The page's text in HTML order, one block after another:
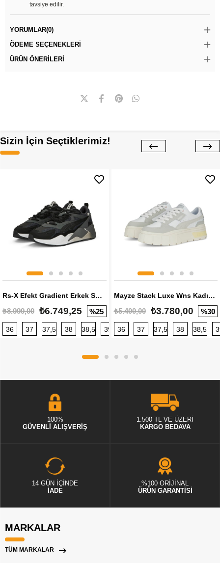
tavsiye edilir.
YORUMLAR(0)
ÖDEME SEÇENEKLERI
ÜRÜN ÖNERILERI
Sizin İçin Seçtiklerimiz!
Rs-X Efekt Gradient Erkek Sneaker
₺8.999,00 ₺6.749,25 %25
36 37 37,5 38 38,5 39 40 40,5 41 42 42,5
Mayze Stack Luxe Wns Kadın Sneaker
₺5.400,00 ₺3.780,00 %30
36 37 37,5 38 38,5
100%
GÜVENLİ ALIŞVERİŞ
1.500 TL VE ÜZERİ
KARGO BEDAVA
14 GÜN İÇİNDE
İADE
%100 ORİJİNAL
ÜRÜN GARANTİSİ
MARKALAR
TÜM MARKALAR